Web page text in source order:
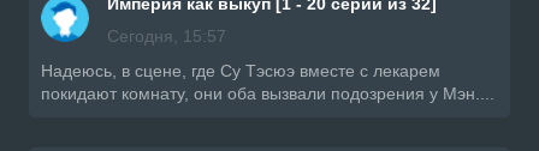
Сегодня, 15:57
Надеюсь, в сцене, где Су Тэсюэ вместе с лекарем
покидают комнату, они оба вызвали подозрения у Мэн....